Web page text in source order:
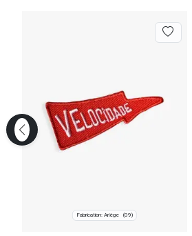
Fabrication: Ariège (09)